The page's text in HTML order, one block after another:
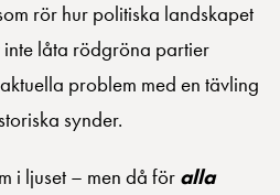
rör hur politiska landskapet
låta rödgröna partier
problem med en tävling
synder.
i ljuset – men då för alla